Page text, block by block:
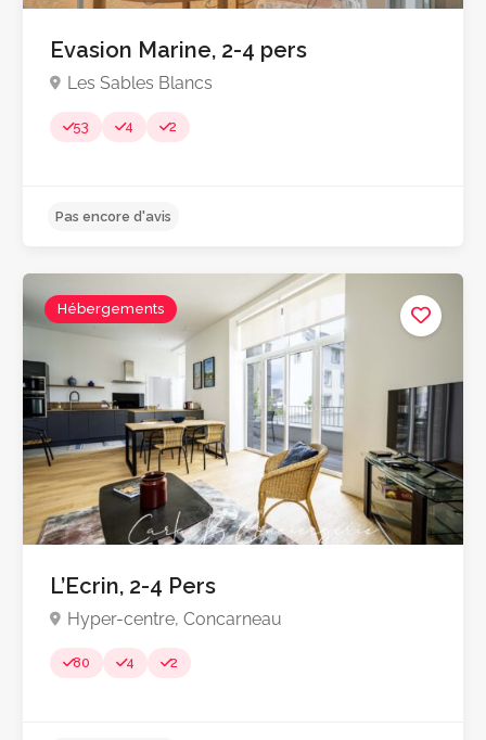
Evasion Marine, 2-4 pers
Les Sables Blancs
53 4 2
Hébergements
L’Ecrin, 2-4 Pers
Hyper-centre, Concarneau
80 4 2